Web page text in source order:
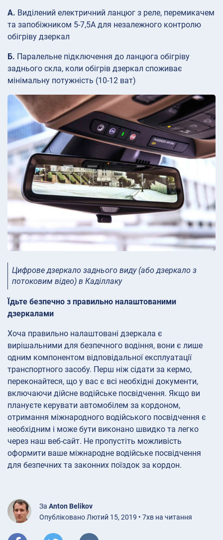
А. Виділений електричний ланцюг з реле, перемикачем
та запобіжником 5-7,5А для незалежного контролю
обігріву дзеркал
Б. Паралельне підключення до ланцюга обігріву
заднього скла, коли обігрів дзеркал споживає
мінімальну потужність (10-12 ват)
Цифрове дзеркало заднього виду (або дзеркало з
потоковим відео) в Каділлаку
Їдьте безпечно з правильно налаштованими
дзеркалами
Хоча правильно налаштовані дзеркала є
вирішальними для безпечного водіння, вони є лише
одним компонентом відповідальної експлуатації
транспортного засобу. Перш ніж сідати за кермо,
переконайтеся, що у вас є всі необхідні документи,
включаючи дійсне водійське посвідчення. Якщо ви
плануєте керувати автомобілем за кордоном,
отримання міжнародного водійського посвідчення є
необхідним і може бути виконано швидко та легко
через наш веб-сайт. Не пропустіть можливість
оформити ваше міжнародне водійське посвідчення
для безпечних та законних поїздок за кордон.
За Anton Belikov
Опубліковано Лютий 15, 2019 • 7хв на читання